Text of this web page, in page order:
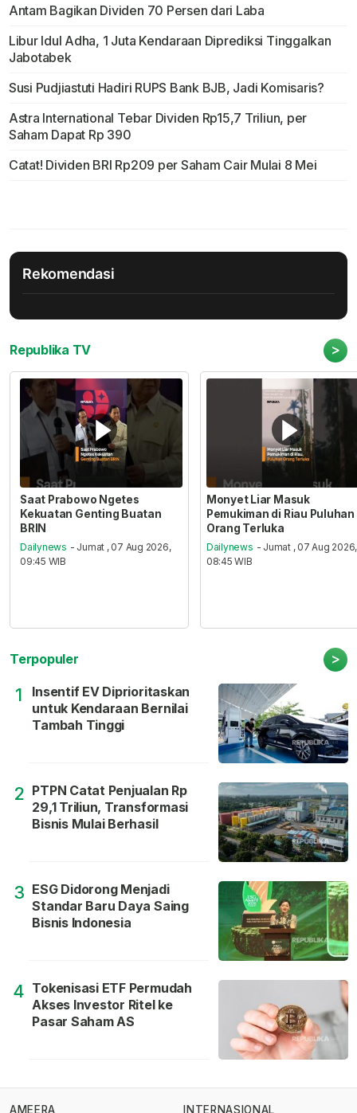
Antam Bagikan Dividen 70 Persen dari Laba
Libur Idul Adha, 1 Juta Kendaraan Diprediksi Tinggalkan
Jabotabek
Susi Pudjiastuti Hadiri RUPS Bank BJB, Jadi Komisaris?
Astra International Tebar Dividen Rp15,7 Triliun, per
Saham Dapat Rp 390
Catat! Dividen BRI Rp209 per Saham Cair Mulai 8 Mei
Rekomendasi
Republika TV >
Saat Prabowo Ngetes
Kekuatan Genting Buatan
BRIN
Dailynews - Jumat , 07 Aug 2026,
09:45 WIB
Monyet Liar Masuk
Pemukiman di Riau Puluhan
Orang Terluka
Dailynews - Jumat , 07 Aug 2026,
08:45 WIB
Terpopuler >
1
Insentif EV Diprioritaskan
untuk Kendaraan Bernilai
Tambah Tinggi
2 PTPN Catat Penjualan Rp
29,1 Triliun, Transformasi
Bisnis Mulai Berhasil
3 ESG Didorong Menjadi
Standar Baru Daya Saing
Bisnis Indonesia
4 Tokenisasi ETF Permudah
Akses Investor Ritel ke
Pasar Saham AS
AMEERA INTERNASIONAL